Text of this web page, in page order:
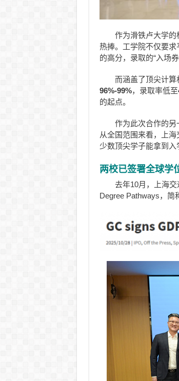
作为滑铁卢大学的
热捧。工学院不仅要求
的高分，录取的“入场
而涵盖了顶尖计算
96%-99%，录取率低至
的起点。
作为此次合作的另
从全国范围来看，上
少数顶尖学子能拿到入
两校已签署全球学
去年10月，上海
Degree Pathways，简